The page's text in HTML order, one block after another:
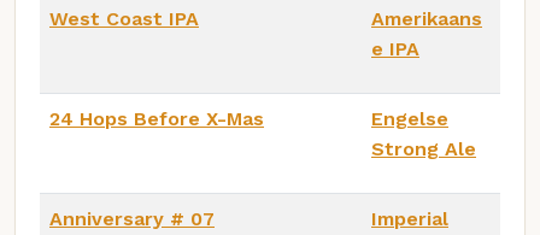
West Coast IPA
Amerikaans
e IPA
24 Hops Before X-Mas
Engelse
Strong Ale
Anniversary # 07
Imperial